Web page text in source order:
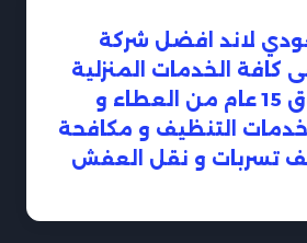
لاند افضل شركة
الخدمات المنزلية
بخبرة تفوق 15 عام من العطاء و
التنظيف و مكافحة
تسربات و نقل العفش